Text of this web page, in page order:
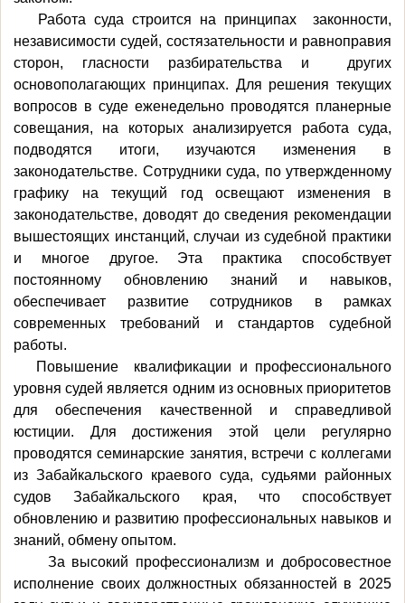
Работа суда строится на принципах законности,
независимости судей, состязательности и равноправия
сторон, гласности разбирательства и других
основополагающих принципах. Для решения текущих
вопросов в суде еженедельно проводятся планерные
совещания, на которых анализируется работа суда,
подводятся итоги, изучаются изменения в
законодательстве. Сотрудники суда, по утвержденному
графику на текущий год освещают изменения в
законодательстве, доводят до сведения рекомендации
вышестоящих инстанций, случаи из судебной практики
и многое другое. Эта практика способствует
постоянному обновлению знаний и навыков,
обеспечивает развитие сотрудников в рамках
современных требований и стандартов судебной
работы.
Повышение квалификации и профессионального
уровня судей является одним из основных приоритетов
для обеспечения качественной и справедливой
юстиции. Для достижения этой цели регулярно
проводятся семинарские занятия, встречи с коллегами
из Забайкальского краевого суда, судьями районных
судов Забайкальского края, что способствует
обновлению и развитию профессиональных навыков и
знаний, обмену опытом.
За высокий профессионализм и добросовестное
исполнение своих должностных обязанностей в 2025